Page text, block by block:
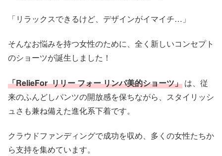
「リラックスできるけど、デザインがイマイチ…」
そんなお悩みを持つ女性のために、全く新しいコンセプト
のショーツが誕生しました！
「RelieFor リリー フォー リンパ美的ショーツ」 は、従
来のふんどしパンツの開放感を保ちながら、スタイリッシ
ュさも兼ね備えた進化系下着です。
クラウドファンディングで成功を収め、多くの女性たちか
ら支持を集めています。